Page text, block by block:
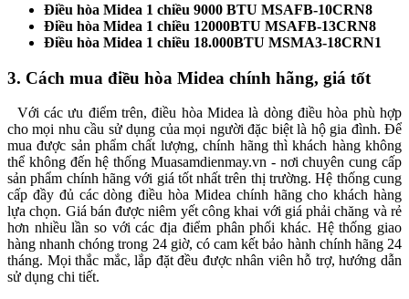
Điều hòa Midea 1 chiều 9000 BTU MSAFB-10CRN8
Điều hòa Midea 1 chiều 12000BTU MSAFB-13CRN8
Điều hòa Midea 1 chiều 18.000BTU MSMA3-18CRN1
3. Cách mua điều hòa Midea chính hãng, giá tốt
Với các ưu điểm trên, điều hòa Midea là dòng điều hòa phù hợp
cho mọi nhu cầu sử dụng của mọi người đặc biệt là hộ gia đình. Để
mua được sản phẩm chất lượng, chính hãng thì khách hàng không
thể không đến hệ thống Muasamdienmay.vn - nơi chuyên cung cấp
sản phẩm chính hãng với giá tốt nhất trên thị trường. Hệ thống cung
cấp đầy đủ các dòng điều hòa Midea chính hãng cho khách hàng
lựa chọn. Giá bán được niêm yết công khai với giá phải chăng và rẻ
hơn nhiều lần so với các địa điểm phân phối khác. Hệ thống giao
hàng nhanh chóng trong 24 giờ, có cam kết bảo hành chính hãng 24
tháng. Mọi thắc mắc, lắp đặt đều được nhân viên hỗ trợ, hướng dẫn
sử dụng chi tiết.